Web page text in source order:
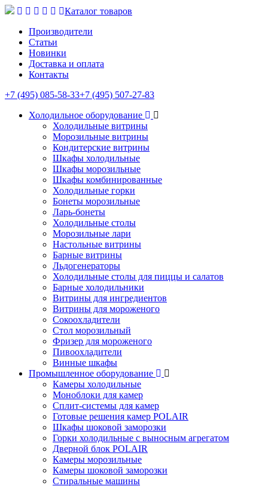
Каталог товаров
Производители
Статьи
Новинки
Доставка и оплата
Контакты
+7 (495) 085-58-33+7 (495) 507-27-83
Холодильное оборудование
Холодильные витрины
Морозильные витрины
Кондитерские витрины
Шкафы холодильные
Шкафы морозильные
Шкафы комбинированные
Холодильные горки
Бонеты морозильные
Ларь-бонеты
Холодильные столы
Морозильные лари
Настольные витрины
Барные витрины
Льдогенераторы
Холодильные столы для пиццы и салатов
Барные холодильники
Витрины для ингредиентов
Витрины для мороженого
Сокоохладители
Стол морозильный
Фризер для мороженого
Пивоохладители
Винные шкафы
Промышленное оборудование
Камеры холодильные
Моноблоки для камер
Сплит-системы для камер
Готовые решения камер POLAIR
Шкафы шоковой заморозки
Горки холодильные с выносным агрегатом
Дверной блок POLAIR
Камеры морозильные
Камеры шоковой заморозки
Стиральные машины